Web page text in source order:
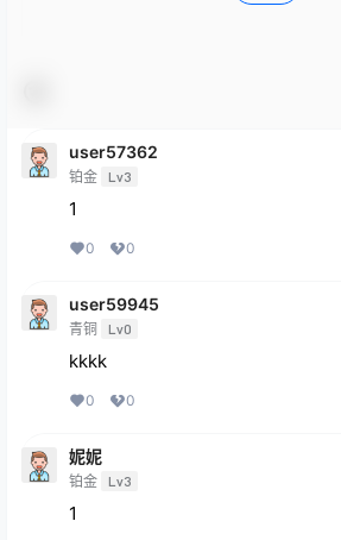
user57362
铂金 Lv3
1
0 0
user59945
青铜 Lv0
kkkk
0 0
妮妮
铂金 Lv3
1